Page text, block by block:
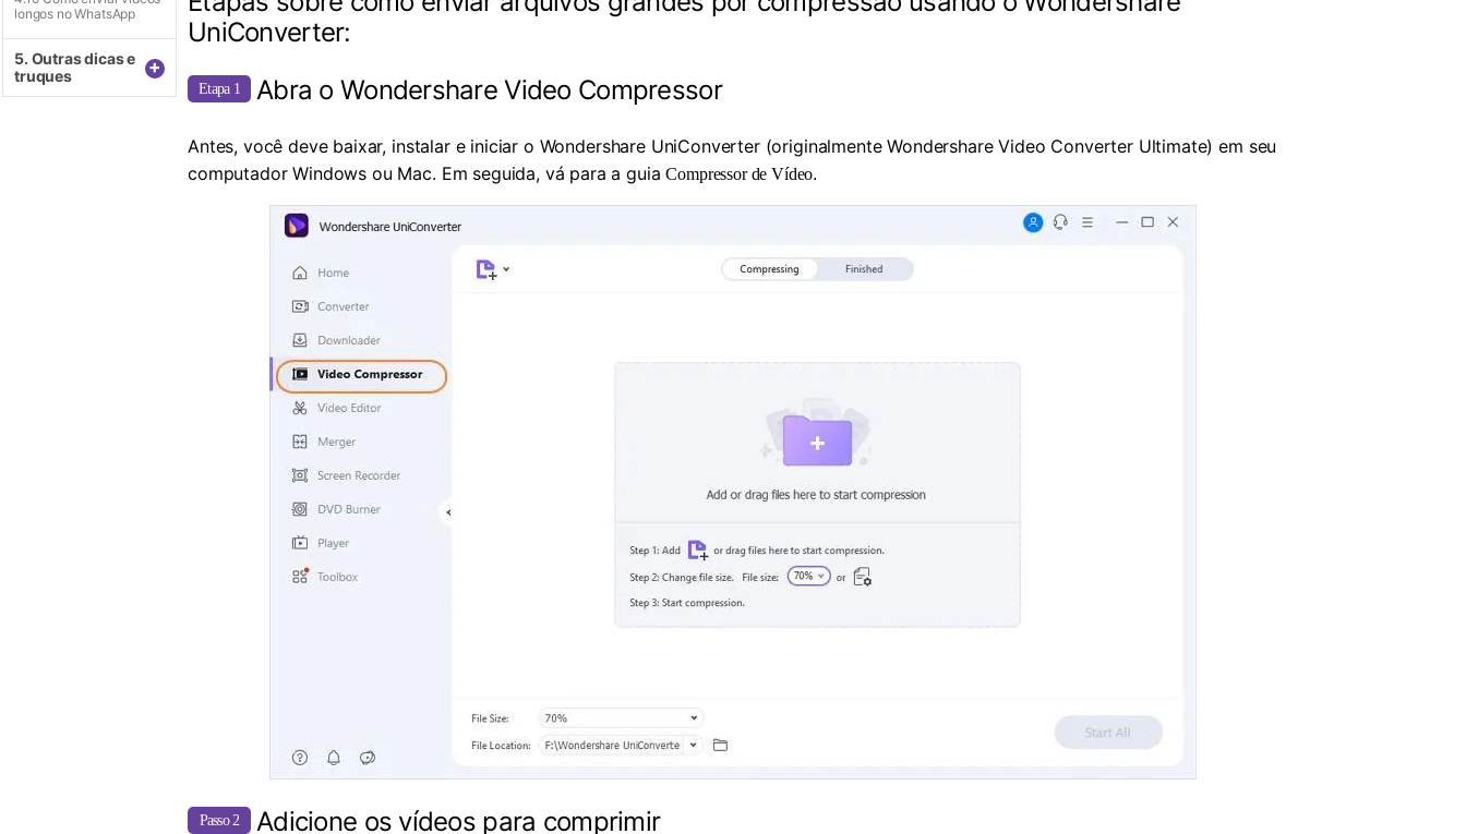
longos no WhatsApp
5. Outras dicas e
truques
+
UniConverter:
Etapa 1 Abra o Wondershare Video Compressor
Antes, você deve baixar, instalar e iniciar o Wondershare UniConverter (originalmente Wondershare Video Converter Ultimate) em seu
computador Windows ou Mac. Em seguida, vá para a guiaCompressor de Vídeo.
Passo 2 Adicione os vídeos para comprimir